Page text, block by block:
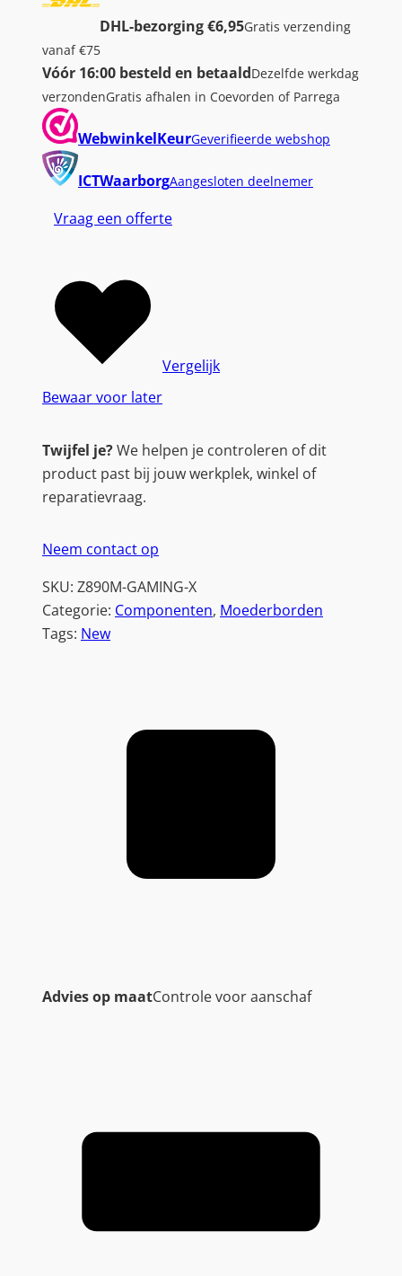
DHL-bezorging €6,95Gratis verzending
vanaf €75
Vóór 16:00 besteld en betaaldDezelfde werkdag
verzondenGratis afhalen in Coevorden of Parrega
WebwinkelKeurGeverifieerde webshop
ICTWaarborgAangesloten deelnemer
Vraag een offerte
Bewaar voor later
Vergelijk
Twijfel je?We helpen je controleren of dit
product past bij jouw werkplek, winkel of
reparatievraag.
Neem contact op
SKU: Z890M-GAMING-X
Categorie: Componenten, Moederborden
Tags: New
Advies op maatControle voor aanschaf